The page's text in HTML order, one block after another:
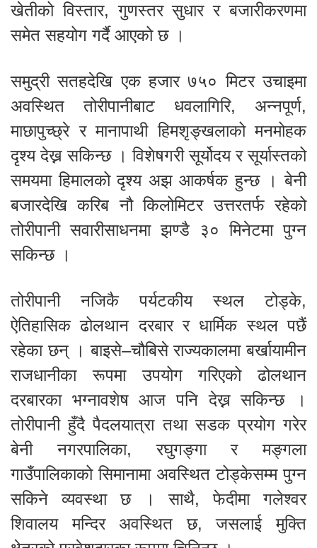
खेतीको विस्तार, गुणस्तर सुधार र बजारीकरणमा
समेत सहयोग गर्दै आएको छ ।
समुद्री सतहदेखि एक हजार ७५० मिटर उचाइमा
अवस्थित तोरीपानीबाट धवलागिरि, अन्नपूर्ण,
माछापुच्छ्रे र मानापाथी हिमशृङ्खलाको मनमोहक
दृश्य देख्न सकिन्छ । विशेषगरी सूर्योदय र सूर्यास्तको
समयमा हिमालको दृश्य अझ आकर्षक हुन्छ । बेनी
बजारदेखि करिब नौ किलोमिटर उत्तरतर्फ रहेको
तोरीपानी सवारीसाधनमा झण्डै ३० मिनेटमा पुग्न
सकिन्छ ।
तोरीपानी नजिकै पर्यटकीय स्थल टोड्के,
ऐतिहासिक ढोलथान दरबार र धार्मिक स्थल पछैं
रहेका छन् । बाइसे–चौबिसे राज्यकालमा बर्खायामीन
राजधानीका रूपमा उपयोग गरिएको ढोलथान
दरबारका भग्नावशेष आज पनि देख्न सकिन्छ ।
तोरीपानी हुँदै पैदलयात्रा तथा सडक प्रयोग गरेर
बेनी नगरपालिका, रघुगङ्गा र मङ्गला
गाउँपालिकाको सिमानामा अवस्थित टोड्केसम्म पुग्न
सकिने व्यवस्था छ । साथै, फेदीमा गलेश्वर
शिवालय मन्दिर अवस्थित छ, जसलाई मुक्ति